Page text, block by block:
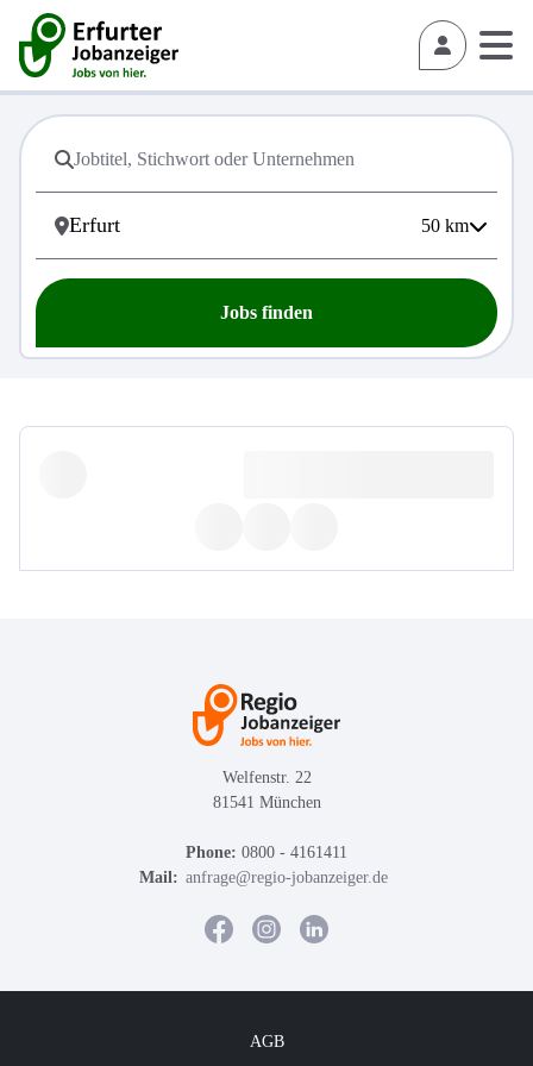
50 km
Jobs finden
Welfenstr. 22
81541 München
Phone: 0800 - 4161411
Mail: anfrage@regio-jobanzeiger.de
AGB